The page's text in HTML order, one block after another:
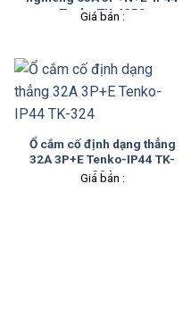
Tenko TK-4352
Giá bán :
Ổ cắm cố định dạng thẳng
32A 3P+E Tenko-IP44 TK-
324
Giá bán :